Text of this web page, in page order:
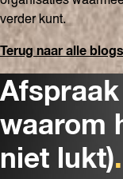
verder kunt.
Terug naar alle blogs
waarom
niet lukt).